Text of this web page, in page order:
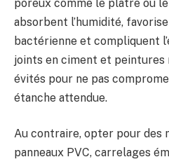
poreux comme le plâtre ou
absorbent l’humidité,
bactérienne et compliquent
joints en ciment et peintures
évités pour ne pas
étanche attendue.
Au contraire, opter pour des
panneaux PVC, carrelages